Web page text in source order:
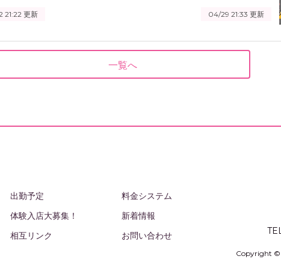
21:22 更新 04/29 21:33 更新
一覧へ
出勤予定
料金システム
体験入店大募集！
新着情報
相互リンク お問い合わせ
Copyright ©